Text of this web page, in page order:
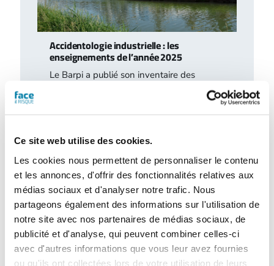
Ce site web utilise des cookies.
Les cookies nous permettent de personnaliser le contenu
et les annonces, d'offrir des fonctionnalités relatives aux
médias sociaux et d'analyser notre trafic. Nous
partageons également des informations sur l'utilisation de
notre site avec nos partenaires de médias sociaux, de
publicité et d'analyse, qui peuvent combiner celles-ci
avec d'autres informations que vous leur avez fournies
ou qu'ils ont collectées lors de votre utilisation de leurs
Accidentologie industrielle : les
enseignements de l’année 2025
Le Barpi a publié son inventaire des
survenus en 2025 au sein des installations